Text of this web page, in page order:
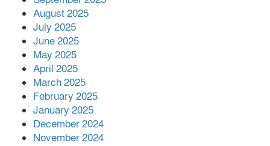
August 2025
July 2025
June 2025
May 2025
April 2025
March 2025
February 2025
January 2025
December 2024
November 2024